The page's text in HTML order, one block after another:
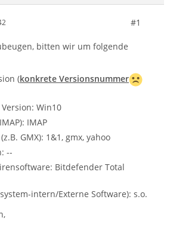
#1
bitten wir um folgende
(konkrete Versionsnummer
Win10
IMAP
GMX): 1&1, gmx, yahoo
--
Bitdefender Total
intern/Externe Software): s.o.